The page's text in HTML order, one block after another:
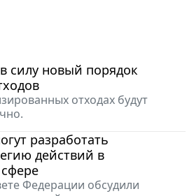
в силу новый порядок
отходах будут
разработать
действий в
Федерации обсудили